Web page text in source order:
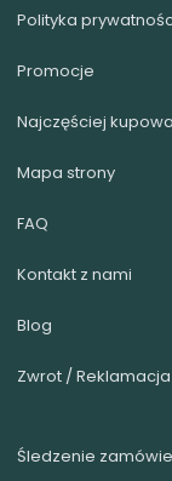
Polityka
Promocje
Najczęściej
Mapa strony
FAQ
Kontakt z nami
Blog
Zwrot / Reklamacja
Śledzenie